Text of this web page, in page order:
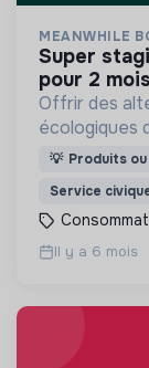
MEANWHILE
super stagiaire journalisme / rédaction
pour 2
Offrir des
écologiques
💡 Produits
Service
Il y a 6 mois